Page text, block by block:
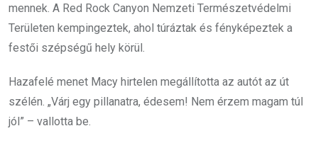
mennek. A Red Rock Canyon Nemzeti Természetvédelmi
Területen kempingeztek, ahol túráztak és fényképeztek a
festői szépségű hely körül.
Hazafelé menet Macy hirtelen megállította az autót az út
szélén. „Várj egy pillanatra, édesem! Nem érzem magam túl
jól” – vallotta be.